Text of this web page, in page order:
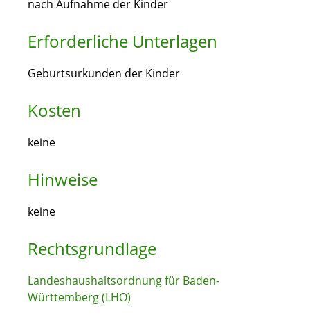
nach Aufnahme der Kinder
Erforderliche Unterlagen
Geburtsurkunden der Kinder
Kosten
keine
Hinweise
keine
Rechtsgrundlage
Landeshaushaltsordnung für Baden-
Württemberg (LHO)